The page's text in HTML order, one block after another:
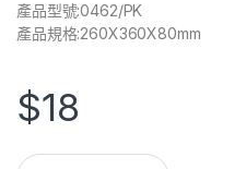
產品型號:0462/PK
產品規格:260X360X80mm
$18
Q